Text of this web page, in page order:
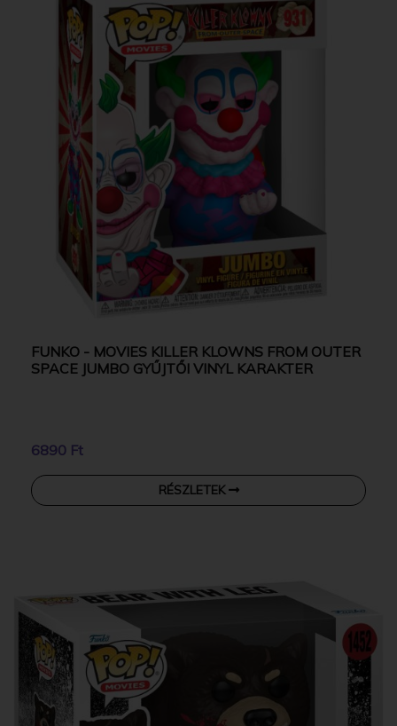
FUNKO - MOVIES KILLER KLOWNS FROM OUTER
SPACE JUMBO GYŰJTŐI VINYL KARAKTER
6890 Ft
RÉSZLETEK